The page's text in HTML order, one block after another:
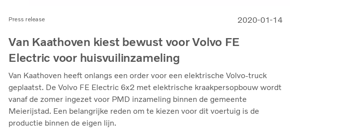
Press release 2020-01-14
Van Kaathoven kiest bewust voor Volvo FE
Electric voor huisvuilinzameling
Van Kaathoven heeft onlangs een order voor een elektrische Volvo-truck
geplaatst. De Volvo FE Electric 6x2 met elektrische kraakpersopbouw wordt
vanaf de zomer ingezet voor PMD inzameling binnen de gemeente
Meierijstad. Een belangrijke reden om te kiezen voor dit voertuig is de
productie binnen de eigen lijn.